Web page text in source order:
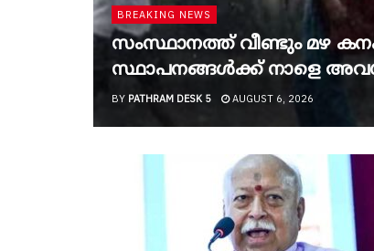
BREAKING NEWS
സംസ്ഥാനത്ത് വീണ്ടും മഴ
സ്ഥാപനങ്ങൾക്ക് നാളെ
BY PATHRAM DESK 5 AUGUST 6, 2026